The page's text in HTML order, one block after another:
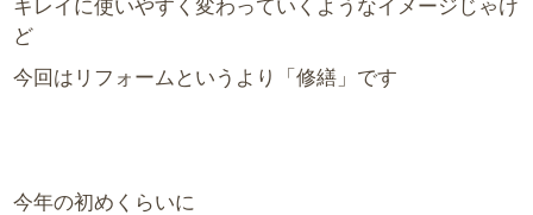
キレイに使いやすく変わっていくようなイメージじゃけ
ど
今回はリフォームというより「修繕」です
今年の初めくらいに